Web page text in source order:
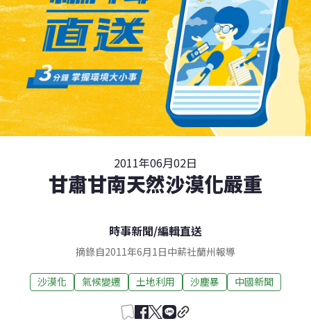
2011年06月02日
甘肅甘南天然沙漠化嚴重
時事新聞/編輯直送
摘錄自2011年6月1日中薪社蘭州報導
沙漠化 氣候變遷 土地利用 沙塵暴 中國新聞